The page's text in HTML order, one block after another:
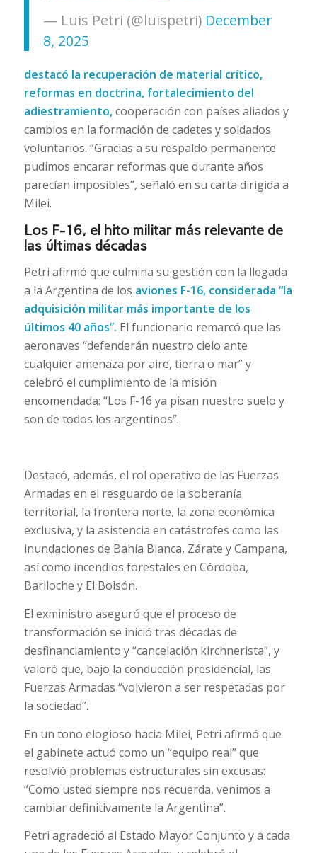
— Luis Petri (@luispetri) December
8, 2025
destacó la recuperación de material crítico,
reformas en doctrina, fortalecimiento del
adiestramiento,cooperación con países aliados y
cambios en la formación de cadetes y soldados
voluntarios. “Gracias a su respaldo permanente
pudimos encarar reformas que durante años
parecían imposibles”, señaló en su carta dirigida a
Milei.
Los F-16, el hito militar más relevante de
las últimas décadas
Petri afirmó que culmina su gestión con la llegada
a la Argentina de los aviones F-16, considerada “la
adquisición militar más importante de los
últimos 40 años”. El funcionario remarcó que las
aeronaves “defenderán nuestro cielo ante
cualquier amenaza por aire, tierra o mar” y
celebró el cumplimiento de la misión
encomendada: “Los F-16 ya pisan nuestro suelo y
son de todos los argentinos”.
Destacó, además, el rol operativo de las Fuerzas
Armadas en el resguardo de la soberanía
territorial, la frontera norte, la zona económica
exclusiva, y la asistencia en catástrofes como las
inundaciones de Bahía Blanca, Zárate y Campana,
así como incendios forestales en Córdoba,
Bariloche y El Bolsón.
El exministro aseguró que el proceso de
transformación se inició tras décadas de
desfinanciamiento y “cancelación kirchnerista”, y
valoró que, bajo la conducción presidencial, las
Fuerzas Armadas “volvieron a ser respetadas por
la sociedad”.
En un tono elogioso hacia Milei, Petri afirmó que
el gabinete actuó como un “equipo real” que
resolvió problemas estructurales sin excusas:
“Como usted siempre nos recuerda, venimos a
cambiar definitivamente la Argentina”.
Petri agradeció al Estado Mayor Conjunto y a cada